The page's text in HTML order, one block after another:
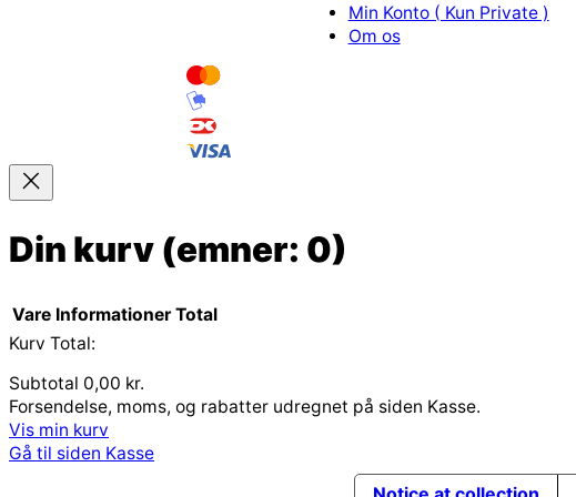
Min Konto ( Kun Private )
Om os
Din kurv (emner: 0)
Varer
i
indkøbskurv
Vare Informationer Total
Kurv Total:
Subtotal 0,00 kr.
Forsendelse, moms, og rabatter udregnet på siden Kasse.
Vis min kurv
Gå til siden Kasse